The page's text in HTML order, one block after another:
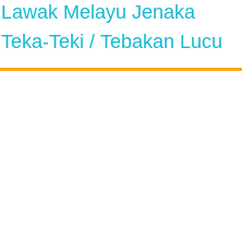
Lawak Melayu Jenaka
Teka-Teki / Tebakan Lucu